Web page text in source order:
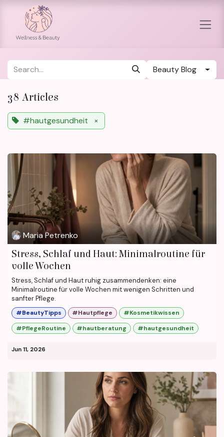
Skip to Content
Beauty Blog
38 Articles
#hautgesundheit ×
Maria Petrenko
Stress, Schlaf und Haut: Minimalroutine für
volle Wochen
Stress, Schlaf und Haut ruhig zusammendenken: eine
Minimalroutine für volle Wochen mit wenigen Schritten und
sanfter Pflege.
#BeautyTipps #Hautpflege
#Kosmetikwissen
#PflegeRoutine
#hautberatung #hautgesundheit
Jun 11, 2026